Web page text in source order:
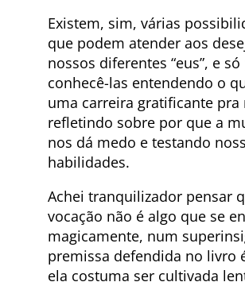
Existem, sim, várias
que podem atender aos
nossos diferentes “eus”, e
conhecê-las entendendo o
uma carreira gratificante pra
refletindo sobre por que a
nos dá medo e testando
habilidades.
Achei tranquilizador pensar
vocação não é algo que se
magicamente, num
premissa defendida no livro
ela costuma ser cultivada